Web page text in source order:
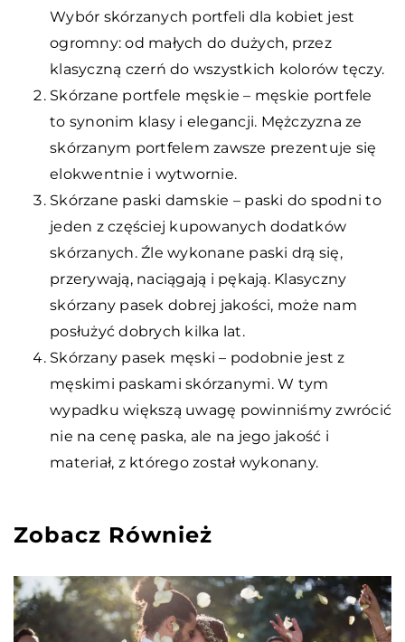
Wybór skórzanych portfeli dla kobiet jest
ogromny: od małych do dużych, przez
klasyczną czerń do wszystkich kolorów tęczy.
Skórzane portfele męskie – męskie portfele
to synonim klasy i elegancji. Mężczyzna ze
skórzanym portfelem zawsze prezentuje się
elokwentnie i wytwornie.
Skórzane paski damskie – paski do spodni to
jeden z częściej kupowanych dodatków
skórzanych. Źle wykonane paski drą się,
przerywają, naciągają i pękają. Klasyczny
skórzany pasek dobrej jakości, może nam
posłużyć dobrych kilka lat.
Skórzany pasek męski – podobnie jest z
męskimi paskami skórzanymi. W tym
wypadku większą uwagę powinniśmy zwrócić
nie na cenę paska, ale na jego jakość i
materiał, z którego został wykonany.
Zobacz Również